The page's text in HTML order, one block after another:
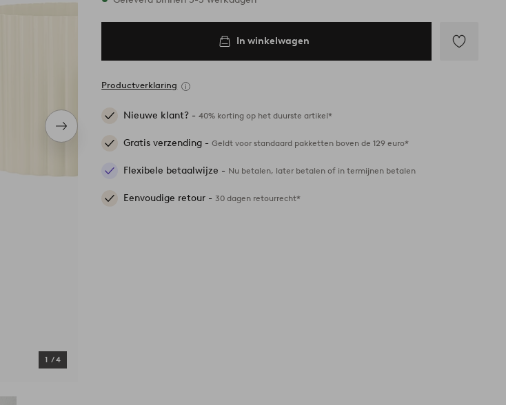
Volgend
item
1 /4
In winkelwagen
Productverklaring
Nieuwe klant? -40% korting op het duurste artikel*
Gratis verzending -Geldt voor standaard pakketten boven de 129 euro*
Flexibele betaalwijze - Nu betalen, later betalen of in termijnen betalen
Eenvoudige retour -30 dagen retourrecht*